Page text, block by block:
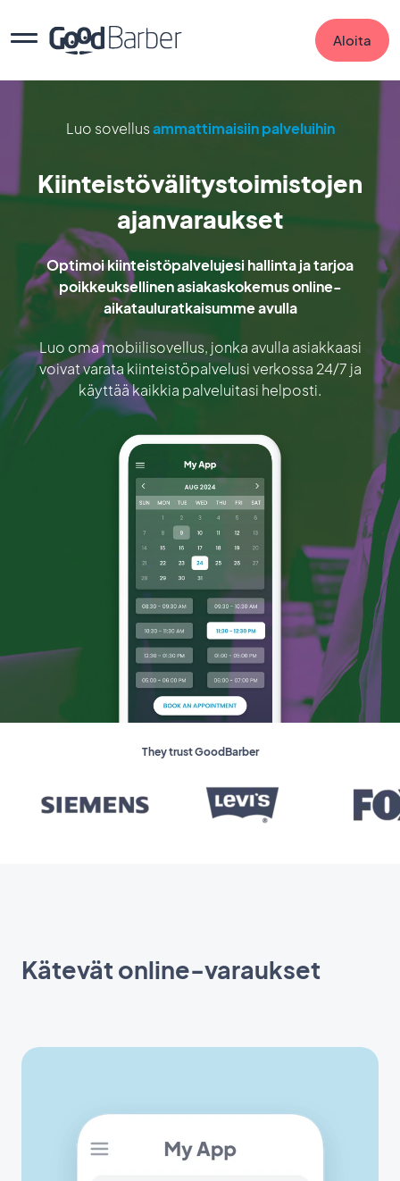
Aloita
Luo sovellusammattimaisiin palveluihin
Kiinteistövälitystoimistojen
ajanvaraukset
Optimoi kiinteistöpalvelujesi hallinta ja tarjoa
poikkeuksellinen asiakaskokemus online-
aikatauluratkaisumme avulla
Luo oma mobiilisovellus, jonka avulla asiakkaasi
voivat varata kiinteistöpalvelusi verkossa 24/7 ja
käyttää kaikkia palveluitasi helposti.
They trust GoodBarber
Kätevät online-varaukset